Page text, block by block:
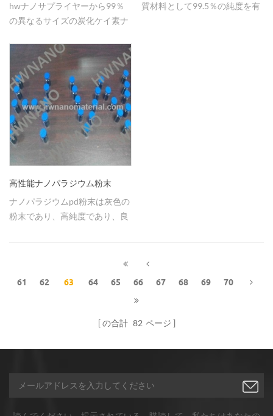
hwナノサプライヤーから99％
の異なるサイズの炭化ケイ素ナ
質材料として99.5％の純度を有
高性能ナノパラジウム粉末
ナノパラジウムpd粉末は灰色の
粉末であり、高純度であり、良
61 62 63 64 65 66 67 68 69 70
の合計 82 ページ